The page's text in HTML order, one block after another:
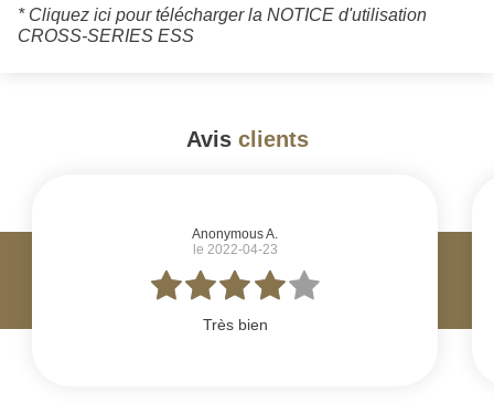
* Cliquez ici pour télécharger la NOTICE d'utilisation
CROSS-SERIES ESS
Avis clients
Anonymous A.
le 2022-04-23
Très bien